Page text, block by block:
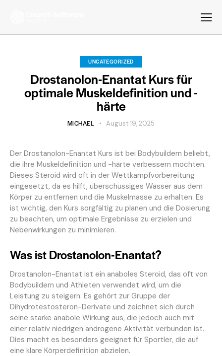
UNCATEGORIZED
Drostanolon-Enantat Kurs für
optimale Muskeldefinition und -
härte
MICHAEL August 19, 2025
Der Drostanolon-Enantat Kurs ist bei Bodybuildern beliebt,
die ihre Muskeldefinition und -härte verbessern möchten.
Dieses Steroid wird oft in der Wettkampfvorbereitung
eingesetzt, da es hilft, überschüssiges Wasser aus dem
Körper zu entfernen und die Muskelmasse zu erhalten. Es
ist wichtig, den Kurs sorgfältig zu planen und die Dosierung
zu beachten, um optimale Ergebnisse zu erzielen und
Nebenwirkungen zu minimieren.
Was ist Drostanolon-Enantat?
Drostanolon-Enantat ist ein anaboles Steroid, das oft von
Bodybuildern und Athleten verwendet wird, um die
Leistung zu steigern. Es gehört zur Gruppe der
Dihydrotestosteron-Derivate und zeichnet sich durch
seine starke anabole Wirkung aus, die jedoch auch mit
einer relativ niedrigen androgene Aktivität verbunden ist.
Dies macht es besonders geeignet für Sportler, die auf
eine klare Körperdefinition abzielen.